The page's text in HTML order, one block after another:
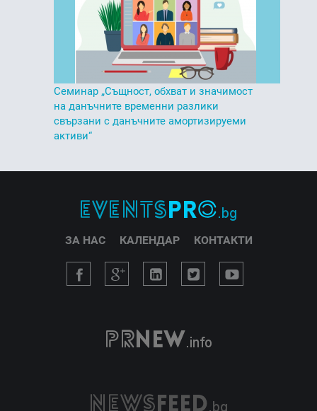
Семинар „Същност, обхват и значимост
на данъчните временни разлики
свързани с данъчните амортизируеми
активи“
ЗА НАС КАЛЕНДАР КОНТАКТИ